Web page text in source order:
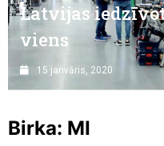
Latvijas
viens
15 janvāris, 2020
Birka: MI